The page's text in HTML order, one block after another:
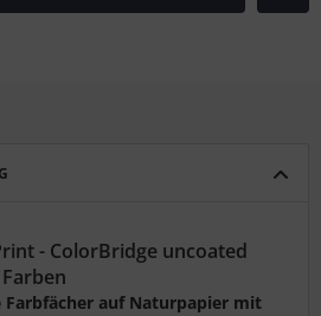
- ColorBridge uncoated
Farbfächer auf Naturpapier mit